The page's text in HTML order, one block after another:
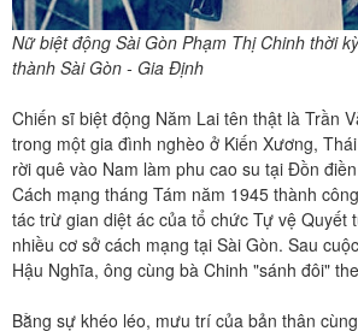
Nữ biệt động Sài Gòn Phạm Thị Chinh thời
thành Sài Gòn - Gia Định
Chiến sĩ biệt động Năm Lai tên thật là Trần
trong một gia đình nghèo ở Kiến Xương,
rời quê vào Nam làm phu cao su tại Đồn
Cách mạng tháng Tám năm 1945 thành
tác trừ gian diệt ác của tổ chức Tự vệ Quyết
nhiều cơ sở cách mạng tại Sài Gòn. Sau
Hậu Nghĩa, ông cùng bà Chinh "sánh đôi"
Bằng sự khéo léo, mưu trí của bản thân